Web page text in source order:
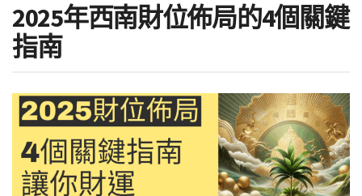
2025年西南財位佈局的4個關鍵
指南